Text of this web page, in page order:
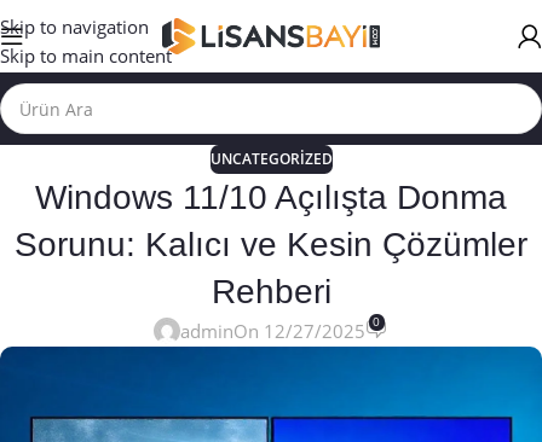
Skip to navigation
Skip to main content
UNCATEGORIZED
Windows 11/10 Açılışta Donma
Sorunu: Kalıcı ve Kesin Çözümler
Rehberi
adminOn 12/27/2025 0